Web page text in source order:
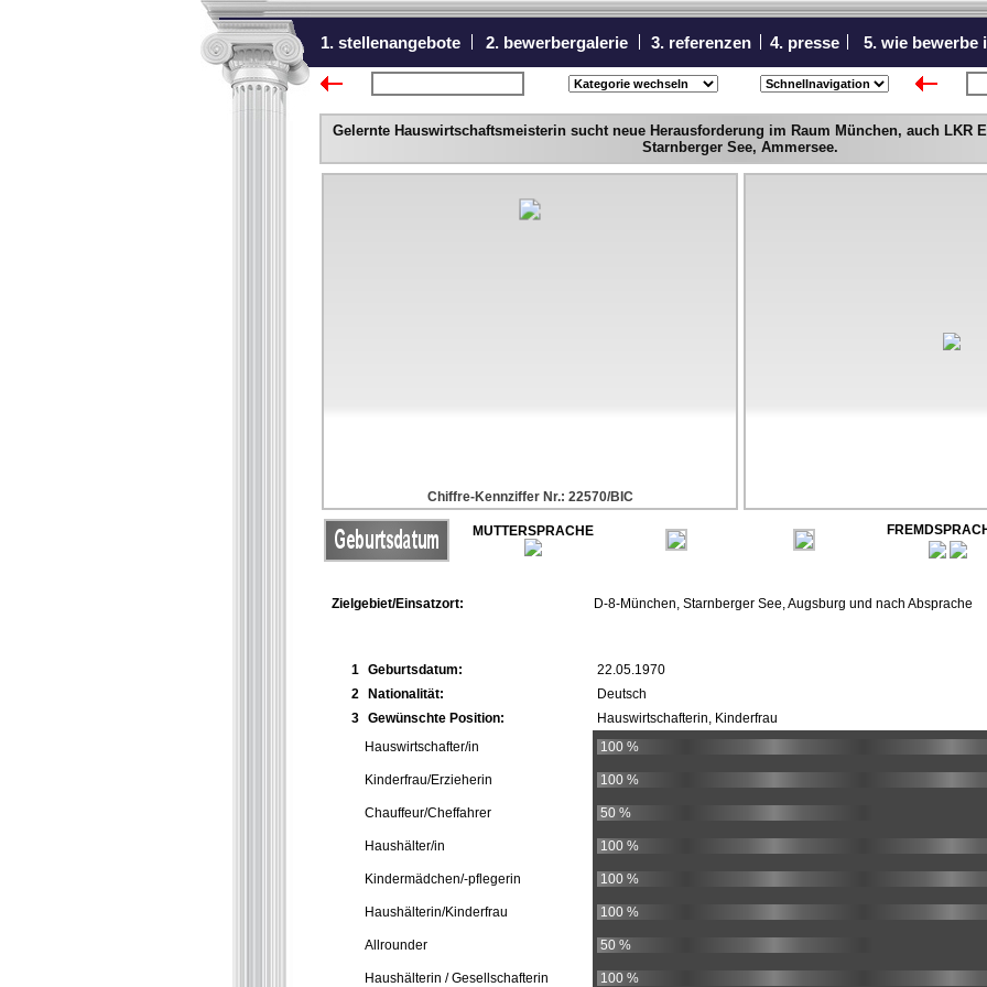
1. stellenangebote 2. bewerbergalerie 3. referenzen 4. presse 5. wie bewerbe
Gelernte Hauswirtschaftsmeisterin sucht neue Herausforderung im Raum München, auch LKR
Starnberger See, Ammersee.
Chiffre-Kennziffer Nr.: 22570/BIC
MUTTERSPRACHE
Zielgebiet/Einsatzort: D-8-München, Starnberger See, Augsburg und nach Absprache
1 Geburtsdatum:
22.05.1970
2
Nationalität:
Deutsch
3 Gewünschte Position:
Hauswirtschafterin, Kinderfrau
Hauswirtschafter/in
100 %
Kinderfrau/Erzieherin 100 %
Chauffeur/Cheffahrer 50 %
Haushälter/in 100 %
Kindermädchen/-pflegerin 100 %
Haushälterin/Kinderfrau 100 %
Allrounder 50 %
Haushälterin / Gesellschafterin 100 %